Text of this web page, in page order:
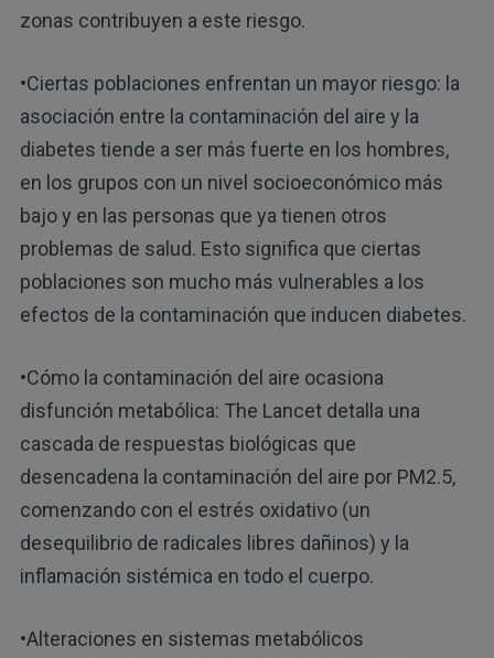
zonas contribuyen a este riesgo.
•Ciertas poblaciones enfrentan un mayor riesgo: la
asociación entre la contaminación del aire y la
diabetes tiende a ser más fuerte en los hombres,
en los grupos con un nivel socioeconómico más
bajo y en las personas que ya tienen otros
problemas de salud. Esto significa que ciertas
poblaciones son mucho más vulnerables a los
efectos de la contaminación que inducen diabetes.
•Cómo la contaminación del aire ocasiona
disfunción metabólica: The Lancet detalla una
cascada de respuestas biológicas que
desencadena la contaminación del aire por PM2.5,
comenzando con el estrés oxidativo (un
desequilibrio de radicales libres dañinos) y la
inflamación sistémica en todo el cuerpo.
•Alteraciones en sistemas metabólicos